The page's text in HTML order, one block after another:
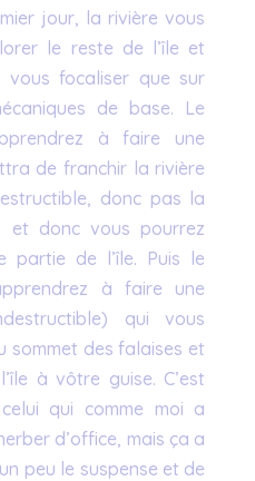
jour, la rivière vous
le reste de l’île et
focaliser que sur
de base. Le
à faire une
de franchir la rivière
donc pas la
et donc vous pourrez
partie de l’île. Puis le
à faire une
qui vous
sommet des falaises et
à vôtre guise. C’est
qui comme moi a
d’office, mais ça a
peu le suspense et de